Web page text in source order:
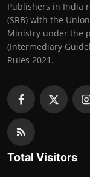
Publishers in India
(SRB) with the
Ministry under the
(Intermediary
Rules 2021.
Total Visitors